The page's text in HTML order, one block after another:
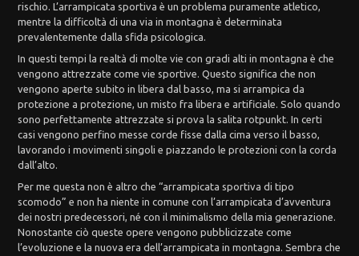
rischio. L’arrampicata sportiva è un problema puramente atletico,
mentre la difficoltà di una via in montagna è determinata
prevalentemente dalla sfida psicologica.
In questi tempi la realtà di molte vie con gradi alti in montagna è che
vengono attrezzate come vie sportive. Questo significa che non
vengono aperte subito in libera dal basso, ma si arrampica da
protezione a protezione, un misto fra libera e artificiale. Solo quando
sono perfettamente attrezzate si prova la salita rotpunkt. In certi
casi vengono perfino messe corde fisse dalla cima verso il basso,
lavorando i movimenti singoli e piazzando le protezioni con la corda
dall’alto.
Per me questa non è altro che “arrampicata sportiva di tipo
scomodo” e non ha niente in comune con l’arrampicata d’avventura
dei nostri predecessori, né con il minimalismo della mia generazione.
Nonostante ciò queste opere vengono pubblicizzate come
l’evoluzione e la nuova era dell’arrampicata in montagna. Sembra che